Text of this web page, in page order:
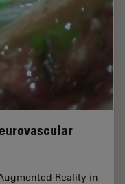
Reality in